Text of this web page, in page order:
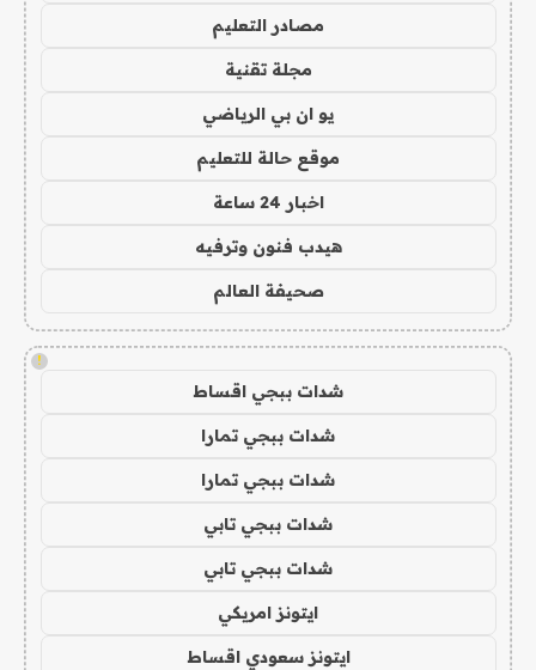
مصادر التعليم
مجلة تقنية
يو ان بي الرياضي
موقع حالة للتعليم
اخبار 24 ساعة
هيدب فنون وترفيه
صحيفة العالم
!
شدات ببجي اقساط
شدات ببجي تمارا
شدات ببجي تمارا
شدات ببجي تابي
شدات ببجي تابي
ايتونز امريكي
ايتونز سعودي اقساط